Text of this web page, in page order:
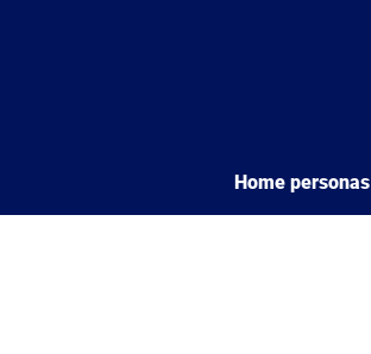
Home personas